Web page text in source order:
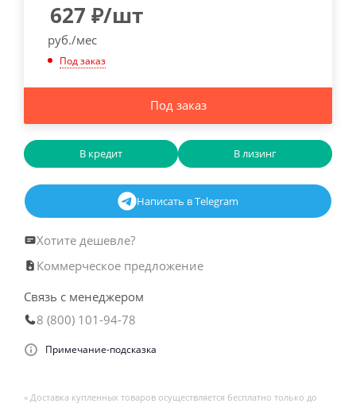
627 ₽/шт
руб./мес
Под заказ
Под заказ
В кредит В лизинг
Написать в Telegram
Хотите дешевле?
Коммерческое предложение
Связь с менеджером
8 (800) 101-94-78
Примечание-подсказка
« Доставка купленных товаров осуществляется бесплатно только до